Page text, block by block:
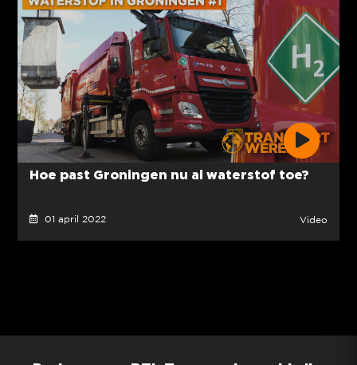
Hoe past Groningen nu al waterstof toe?
01 april 2022 Video